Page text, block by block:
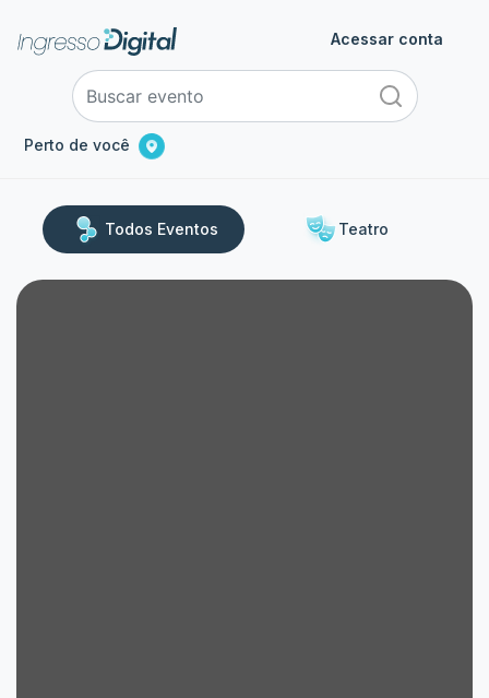
Perto de você
Acessar conta
Todos Eventos Teatro